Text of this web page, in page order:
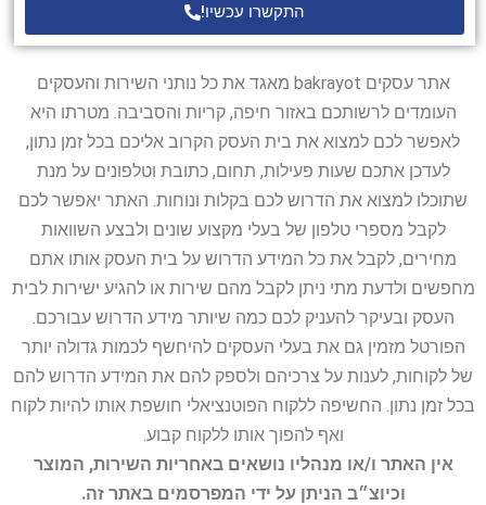
התקשרו עכשיו!
אתר עסקים bakrayot מאגד את כל נותני השירות והעסקים
העומדים לרשותכם באזור חיפה, קריות והסביבה. מטרתו היא
לאפשר לכם למצוא את בית העסק הקרוב אליכם בכל זמן נתון,
לעדכן אתכם שעות פעילות, תחום, כתובת וטלפונים על מנת
שתוכלו למצוא את הדרוש לכם בקלות ונוחות. האתר יאפשר לכם
לקבל מספרי טלפון של בעלי מקצוע שונים ולבצע השוואות
מחירים, לקבל את כל המידע הדרוש על בית העסק אותו אתם
מחפשים ולדעת מתי ניתן לקבל מהם שירות או להגיע ישירות לבית
העסק ובעיקר להעניק לכם כמה שיותר מידע הדרוש עבורכם.
הפורטל מזמין גם את בעלי העסקים להיחשף לכמות גדולה יותר
של לקוחות, לענות על צרכיהם ולספק להם את המידע הדרוש להם
בכל זמן נתון. החשיפה ללקוח הפוטנציאלי חושפת אותו להיות לקוח
ואף להפוך אותו ללקוח קבוע.
אין האתר ו/או מנהליו נושאים באחריות השירות, המוצר
וכיוצ״ב הניתן על ידי המפרסמים באתר זה.